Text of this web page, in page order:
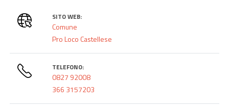
SITO WEB:
Comune
Pro Loco Castellese
TELEFONO:
0827 92008
366 3157203